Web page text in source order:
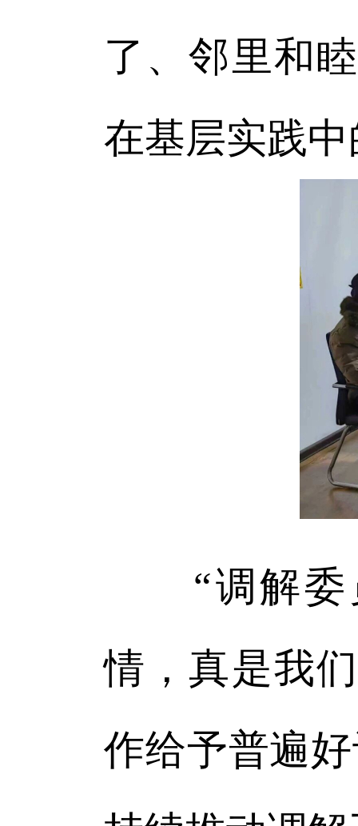
了、邻里和
在基层实践
“调解委
情，真是我
作给予普遍